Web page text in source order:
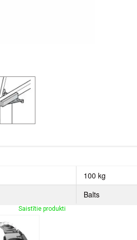
100 kg
Balts
Saistītie produkti